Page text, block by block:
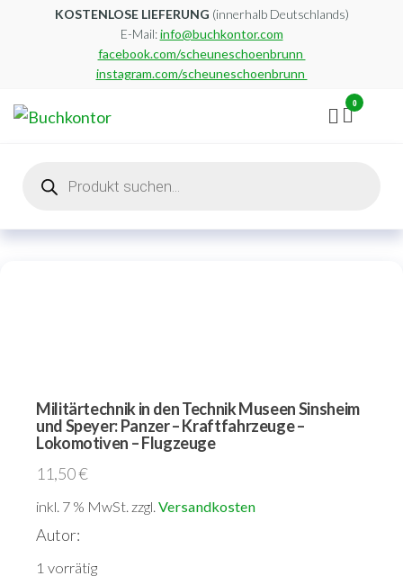
KOSTENLOSE LIEFERUNG (innerhalb Deutschlands)
E-Mail:info@buchkontor.com
facebook.com/scheuneschoenbrunn
instagram.com/scheuneschoenbrunn
0
search
Militärtechnik in den Technik Museen Sinsheim
und Speyer: Panzer – Kraftfahrzeuge –
Lokomotiven – Flugzeuge
11,50€
inkl. 7 % MwSt. zzgl. Versandkosten
Autor:
1 vorrätig